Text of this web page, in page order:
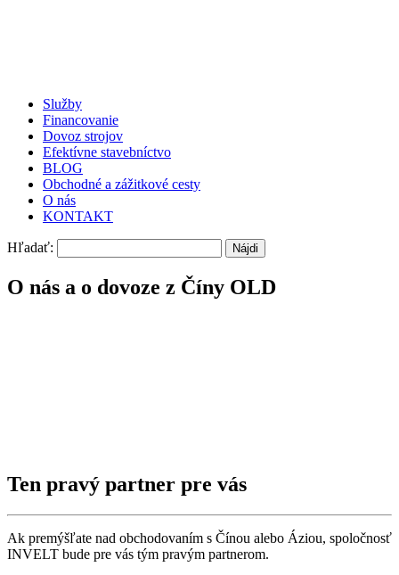
Služby
Financovanie
Dovoz strojov
Efektívne stavebníctvo
BLOG
Obchodné a zážitkové cesty
O nás
KONTAKT
Hľadať:
O nás a o dovoze z Číny OLD
Ten pravý partner pre vás
Ak premýšľate nad obchodovaním s Čínou alebo Áziou, spoločnosť
INVELT bude pre vás tým pravým partnerom.